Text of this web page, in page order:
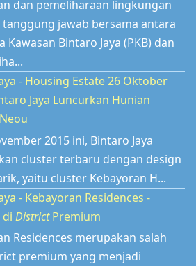
dan pemeliharaan lingkungan
tanggung jawab bersama antara
Kawasan Bintaro Jaya (PKB) dan
- Housing Estate 26 Oktober
Jaya Luncurkan Hunian
2015 ini, Bintaro Jaya
cluster terbaru dengan design
yaitu cluster Kebayoran H...
- Kebayoran Residences -
diDistrictPremium
Residences merupakan salah
premium yang menjadi